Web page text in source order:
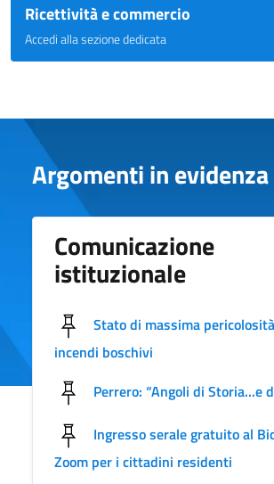
Ricettività e commercio
Accedi alla sezione dedicata
Argomenti in evidenza
Comunicazione
istituzionale
Stato di massima
incendi boschivi
Perrero: “Angoli di Storia...e
Ingresso serale gratuito al
Zoom per i cittadini residenti